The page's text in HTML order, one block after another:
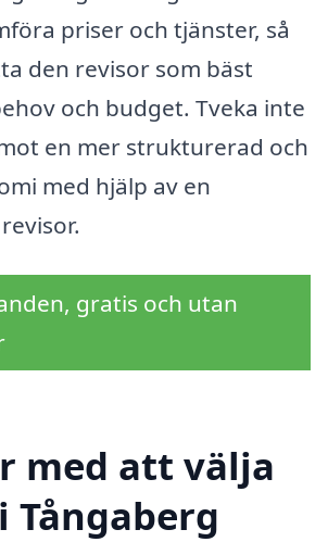
priser och tjänster, så
den revisor som bäst
och budget. Tveka inte
en mer strukturerad och
med hjälp av en
gratis och utan
med att välja
Tångaberg